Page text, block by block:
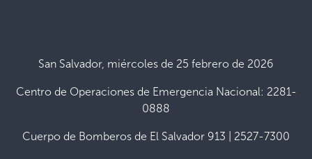
San Salvador, miércoles de 25 febrero de 2026
Centro de Operaciones de Emergencia Nacional: 2281-
0888
Cuerpo de Bomberos de El Salvador 913 | 2527-7300